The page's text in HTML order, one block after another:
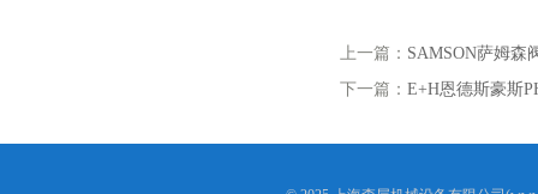
上一篇： SAMSON萨姆森
下一篇： E+H恩德斯豪斯